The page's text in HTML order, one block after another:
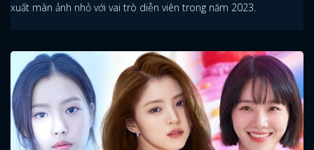
xuất màn ảnh nhỏ với vai trò diễn viên trong năm 2023.